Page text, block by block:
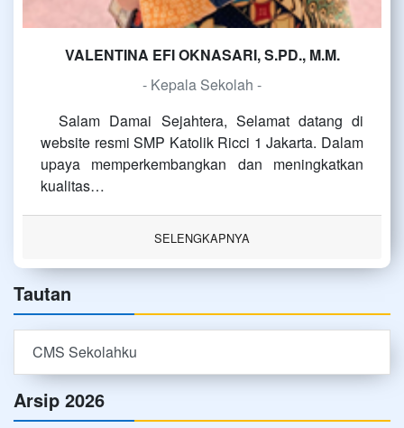
VALENTINA EFI OKNASARI, S.PD., M.M.
- Kepala Sekolah -
Salam Damai Sejahtera, Selamat datang di
website resmi SMP Katolik Ricci 1 Jakarta. Dalam
upaya memperkembangkan dan meningkatkan
kualitas…
SELENGKAPNYA
Tautan
CMS Sekolahku
Arsip 2026